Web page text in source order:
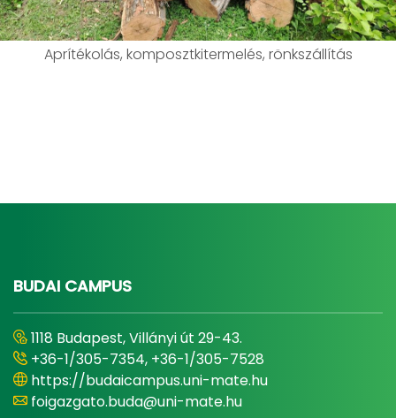
​​​​​​​Aprítékolás, komposztkitermelés, rönkszállítás
BUDAI CAMPUS
1118 Budapest, Villányi út 29-43.
+36-1/305-7354, +36-1/305-7528
https://budaicampus.uni-mate.hu
foigazgato.buda@uni-mate.hu